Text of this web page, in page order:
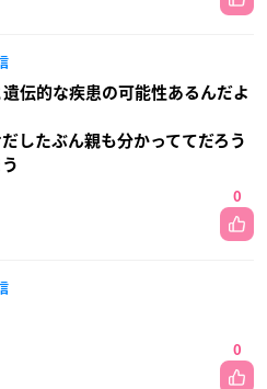
伝的な疾患の可能性あるんだよ
したぶん親も分かっててだろう
0
0